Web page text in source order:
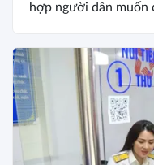
hợp người dân muốn